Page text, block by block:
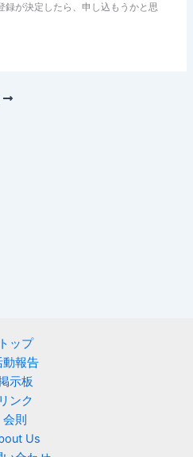
録が決定したら、申し込もうかと思
トップ
動報告
示板
リンク
会則
Us